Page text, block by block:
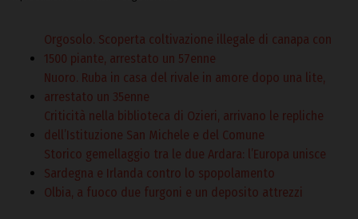
Orgosolo. Scoperta coltivazione illegale di canapa con
1500 piante, arrestato un 57enne
Nuoro. Ruba in casa del rivale in amore dopo una lite,
arrestato un 35enne
Criticità nella biblioteca di Ozieri, arrivano le repliche
dell’Istituzione San Michele e del Comune
Storico gemellaggio tra le due Ardara: l’Europa unisce
Sardegna e Irlanda contro lo spopolamento
Olbia, a fuoco due furgoni e un deposito attrezzi